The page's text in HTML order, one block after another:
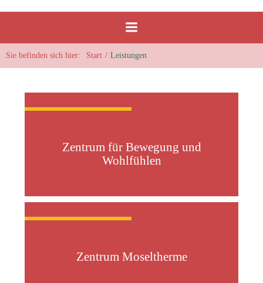
Inhalt
springen
Sie befinden sich hier: Start Leistungen
Zentrum für Bewegung und
Wohlfühlen
Zentrum Moseltherme